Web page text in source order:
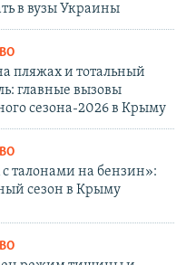
в вузы Украины
пляжах и тотальный
главные вызовы
сезона-2026 в Крыму
талонами на бензин»:
сезон в Крыму